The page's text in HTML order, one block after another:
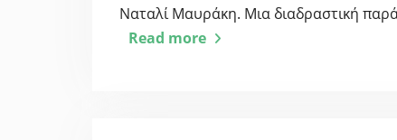
Ναταλί Μαυράκη. Μια διαδραστική
Read more